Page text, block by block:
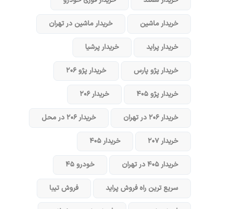
خریدار ماشین خریدار ماشین در تهران
خریدار پراید خریدار پرشیا
خریدار پژو پارس خریدار پژو ۲۰۶
خریدار پژو ۴۰۵ خریدار ۲۰۶
خریدار ۲۰۶ در تهران خریدار ۲۰۶ در محل
خریدار ۲۰۷ خریدار ۴۰۵
خریدار ۴۰۵ در تهران خودرو ۴۵
سریع ترین راه فروش پراید فروش تیبا